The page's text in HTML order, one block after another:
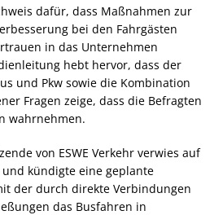
dafür, dass Maßnahmen zur
bei den Fahrgästen
in das Unternehmen
hebt hervor, dass der
und Pkw sowie die Kombination
Fragen zeige, dass die Befragten
wahrnehmen.
von ESWE Verkehr verwies auf
kündigte eine geplante
der durch direkte Verbindungen
das Busfahren in